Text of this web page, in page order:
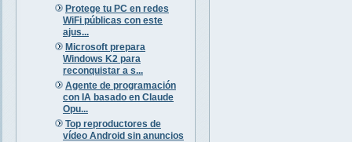
Protege tu PC en redes
WiFi públicas con este
ajus...
Microsoft prepara
Windows K2 para
reconquistar a s...
Agente de programación
con IA basado en Claude
Opu...
Top reproductores de
vídeo Android sin anuncios